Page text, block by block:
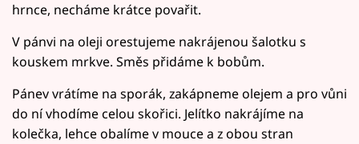
hrnce, necháme krátce povařit.
V pánvi na oleji orestujeme nakrájenou šalotku s
kouskem mrkve. Směs přidáme k bobům.
Pánev vrátíme na sporák, zakápneme olejem a pro vůni
do ní vhodíme celou skořici. Jelítko nakrájíme na
kolečka, lehce obalíme v mouce a z obou stran